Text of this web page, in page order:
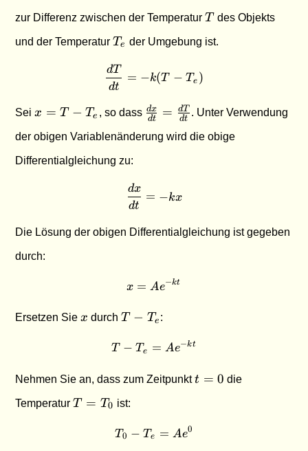
zur Differenz zwischen der TemperaturT
T des Objekts
und der TemperaturT_e
Te der Umgebung ist.
\frac{dT}{dt} = -k(T -
dt
dT = −k(T − Te )
Seix =
T_e
x = T − Te , so dass \frac{dx}
{dt} =
\frac{dT}
dt
dx = dt
dT . Unter Verwendung
der obigen Variablenänderung wird die obige
Differentialgleichung zu:
\frac{dx}{dt} = -kx
dt
dx = −kx
Die Lösung der obigen Differentialgleichung ist gegeben
durch:
x = A e^{-kt}
x = Ae−kt
Ersetzen Siex
x durchT -
T − Te :
T - T_e = A e^{-kt}
T − Te = Ae−kt
Nehmen Sie an, dass zum Zeitpunktt
t = 0 die
TemperaturT =
T = T0 ist:
T_0 - T_e = A e^0
T0 − Te = Ae0